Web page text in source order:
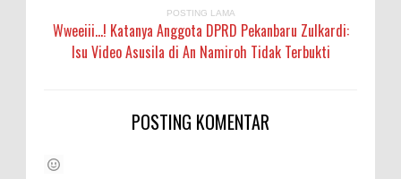
POSTING LAMA
Wweeiii...! Katanya Anggota DPRD Pekanbaru Zulkardi:
Isu Video Asusila di An Namiroh Tidak Terbukti
POSTING KOMENTAR